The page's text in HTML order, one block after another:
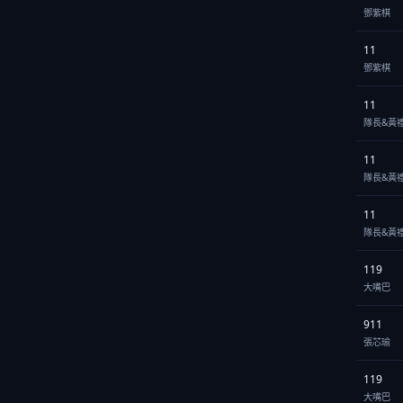
鄧紫棋
11
鄧紫棋
11
隊長&黃
11
隊長&黃
11
隊長&黃
119
大嘴巴
911
張芯瑜
119
大嘴巴